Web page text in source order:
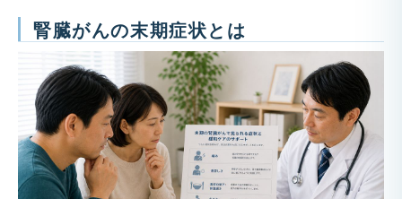
腎臓がんの末期症状とは